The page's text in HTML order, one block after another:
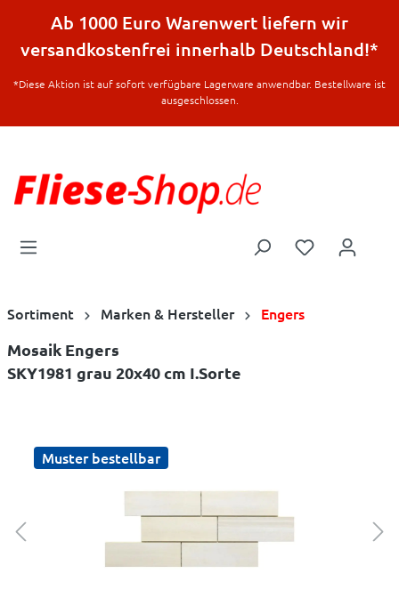
springen
Ab 1000 Euro Warenwert liefern wir
versandkostenfrei innerhalb Deutschland!*
*Diese Aktion ist auf sofort verfügbare Lagerware anwendbar. Bestellware ist
ausgeschlossen.
Sortiment Marken & Hersteller Engers
Mosaik Engers
SKY1981 grau 20x40 cm I.Sorte
Muster bestellbar